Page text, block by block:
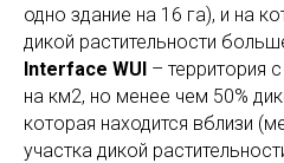
одно здание на 16 га), и на
дикой растительности
Interface WUI – территория
на км2, но менее чем 50%
которая находится вблизи
участка дикой